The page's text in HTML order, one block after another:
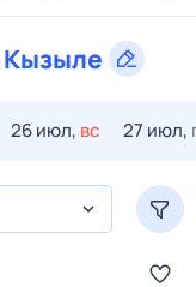
Кызыле
26 июл, вс 27 июл,